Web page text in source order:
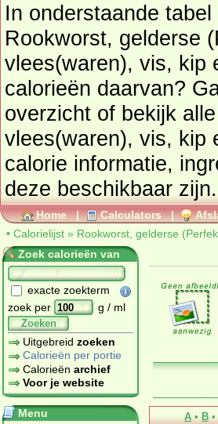
In onderstaande
Rookworst, gelderse
vlees(waren), vis, kip
calorieën
overzicht of bekijk
vlees(waren), vis, kip
calorie informatie,
deze beschikbaar zijn.
Home | Calculators |
• Calorielijst » Rookworst, gelderse
Zoek calorieën van
exacte zoekterm
zoek per
g / ml
Zoeken
Uitgebreid zoeken
Calorieën per portie
Calorieën archief
Voor je website
Menu
A • B •